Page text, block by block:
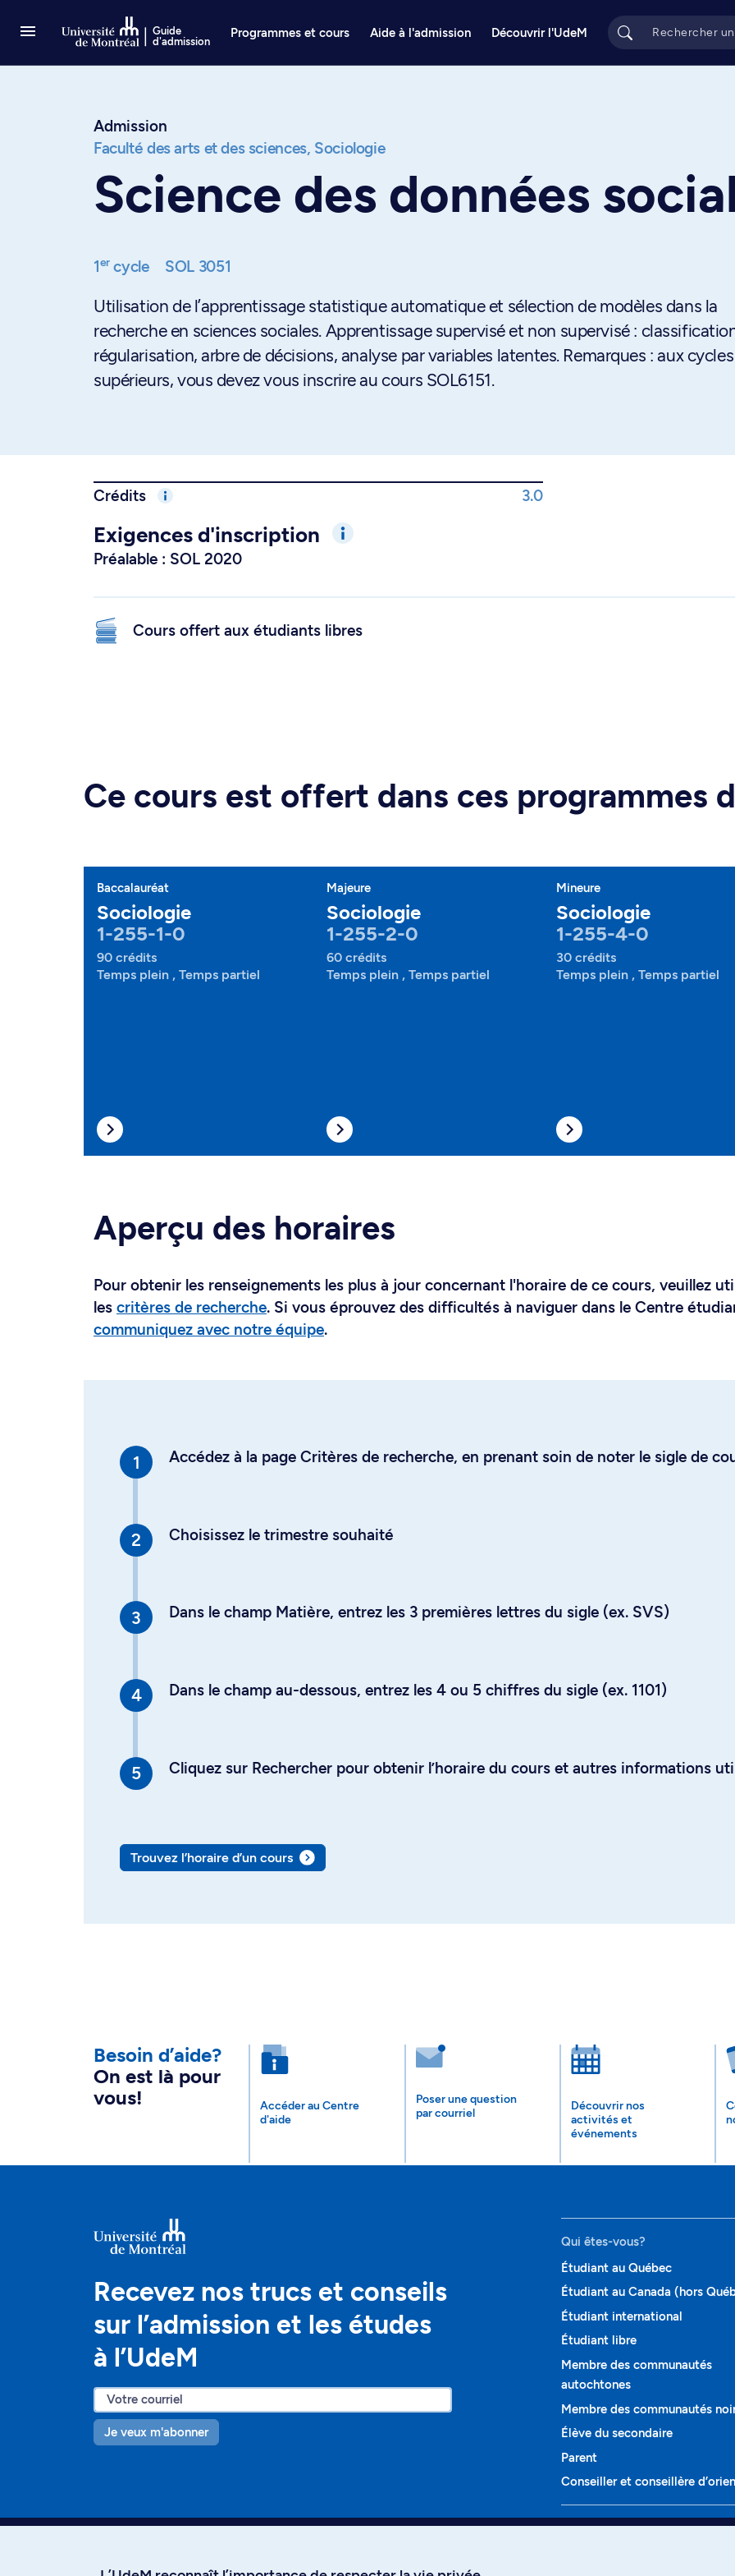
Guide
d'admission
Programmes et cours Aide à l'admission Découvrir l'UdeM
Admission
Faculté des arts et des sciences, Sociologie
Science des données
1ercycle SOL 3051
Utilisation de l’apprentissage statistique automatique et sélection de modèles dans la
recherche en sciences sociales. Apprentissage supervisé et non supervisé :
régularisation, arbre de décisions, analyse par variables latentes. Remarques : aux cycles
supérieurs, vous devez vous inscrire au cours SOL6151.
Crédits 3.0
Exigences d'inscription
Préalable : SOL 2020
Cours offert aux étudiants libres
Ce cours est offert dans ces programmes
Baccalauréat
Sociologie
1-255-1-0
90 crédits
Temps plein , Temps partiel
Majeure
Sociologie
1-255-2-0
60 crédits
Temps plein , Temps partiel
Mineure
Sociologie
1-255-4-0
30 crédits
Temps plein , Temps partiel
Aperçu des horaires
Pour obtenir les renseignements les plus à jour concernant l'horaire de ce cours, veuillez
les critères de recherche. Si vous éprouvez des difficultés à naviguer dans le Centre
communiquez avec notre équipe.
Accédez à la page Critères de recherche, en prenant soin de noter le sigle de
Choisissez le trimestre souhaité
Dans le champ Matière, entrez les 3 premières lettres du sigle (ex. SVS)
Dans le champ au-dessous, entrez les 4 ou 5 chiffres du sigle (ex. 1101)
Cliquez sur Rechercher pour obtenir l’horaire du cours et autres informations
Trouvez l’horaire d’un cours
Besoin d’aide?
On est là pour
vous!
Accéder au Centre
d'aide
Poser une question
par courriel
Découvrir nos
activités et
événements
Recevez nos trucs et conseils
sur l’admission et les études
à l’UdeM
Je veux m'abonner
Qui êtes-vous?
Étudiant au Québec
Étudiant au Canada (hors
Étudiant international
Étudiant libre
Membre des communautés
autochtones
Membre des communautés
Élève du secondaire
Parent
Conseiller et conseillère
Programmes et cours